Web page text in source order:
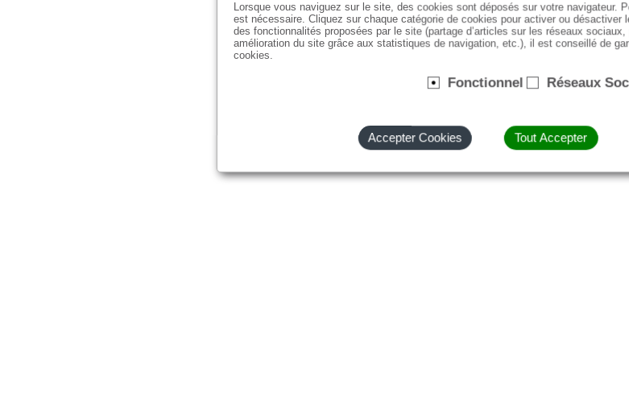
Lorsque vous naviguez sur le site, des cookies sont déposés sur votre navigateur.
est nécessaire. Cliquez sur chaque catégorie de cookies pour activer ou désactiver
des fonctionnalités proposées par le site (partage d’articles sur les réseaux
amélioration du site grâce aux statistiques de navigation, etc.), il est conseillé de
cookies.
Fonctionnel Réseaux
Accepter Cookies Tout Accepter